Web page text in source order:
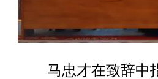
马忠才在致辞中